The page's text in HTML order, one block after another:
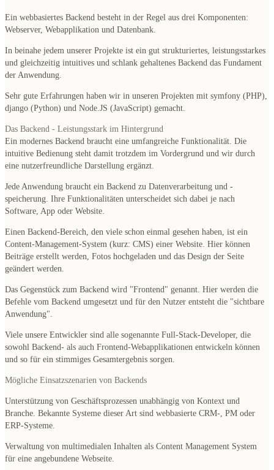
Ein webbasiertes Backend besteht in der Regel aus drei Komponenten:
Webserver, Webapplikation und Datenbank.
In beinahe jedem unserer Projekte ist ein gut strukturiertes, leistungsstarkes
und gleichzeitig intuitives und schlank gehaltenes Backend das Fundament
der Anwendung.
Sehr gute Erfahrungen haben wir in unseren Projekten mit symfony (PHP),
django (Python) und Node.JS (JavaScript) gemacht.
Das Backend - Leistungsstark im Hintergrund
Ein modernes Backend braucht eine umfangreiche Funktionalität. Die
intuitive Bedienung steht damit trotzdem im Vordergrund und wir durch
eine nutzerfreundliche Darstellung ergänzt.
Jede Anwendung braucht ein Backend zu Datenverarbeitung und -
speicherung. Ihre Funktionalitäten unterscheidet sich dabei je nach
Software, App oder Website.
Einen Backend-Bereich, den viele schon einmal gesehen haben, ist ein
Content-Management-System (kurz: CMS) einer Website. Hier können
Beiträge erstellt werden, Fotos hochgeladen und das Design der Seite
geändert werden.
Das Gegenstück zum Backend wird "Frontend" genannt. Hier werden die
Befehle vom Backend umgesetzt und für den Nutzer entsteht die "sichtbare
Anwendung".
Viele unsere Entwickler sind alle sogenannte Full-Stack-Developer, die
sowohl Backend- als auch Frontend-Webapplikationen entwickeln können
und so für ein stimmiges Gesamtergebnis sorgen.
Mögliche Einsatzszenarien von Backends
Unterstützung von Geschäftsprozessen unabhängig von Kontext und
Branche. Bekannte Systeme dieser Art sind webbasierte CRM-, PM oder
ERP-Systeme.
Verwaltung von multimedialen Inhalten als Content Management System
für eine angebundene Webseite.